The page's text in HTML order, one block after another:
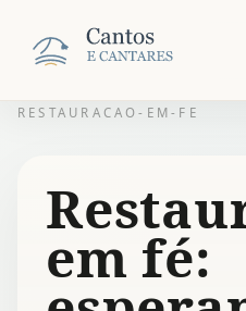
RESTAURACAO-EM-FE
em fé: